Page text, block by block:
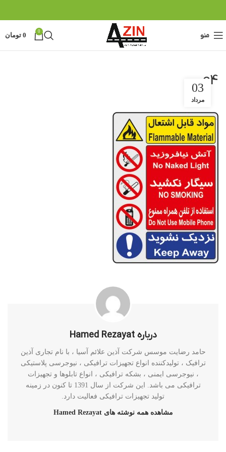
منو 0
0 تومان
c4
03
مرداد
درباره Hamed Rezayat
حامد رضایت موسس شرکت آذین علائم آسیا ، با نام تجاری آذین
ترافیک ، تولیدکننده انواع تجهیزات ترافیکی ، نیوجرسی پلاستیکی
، نیوجرسی ایمنی ، بشکه ترافیکی ، انواع تابلوها و تجهیزات
ترافیکی می باشد. این شرکت از سال 1391 تا کنون در زمینه
تولید تجهیزات ترافیکی فعالیت دارد.
مشاهده همه نوشته های Hamed Rezayat